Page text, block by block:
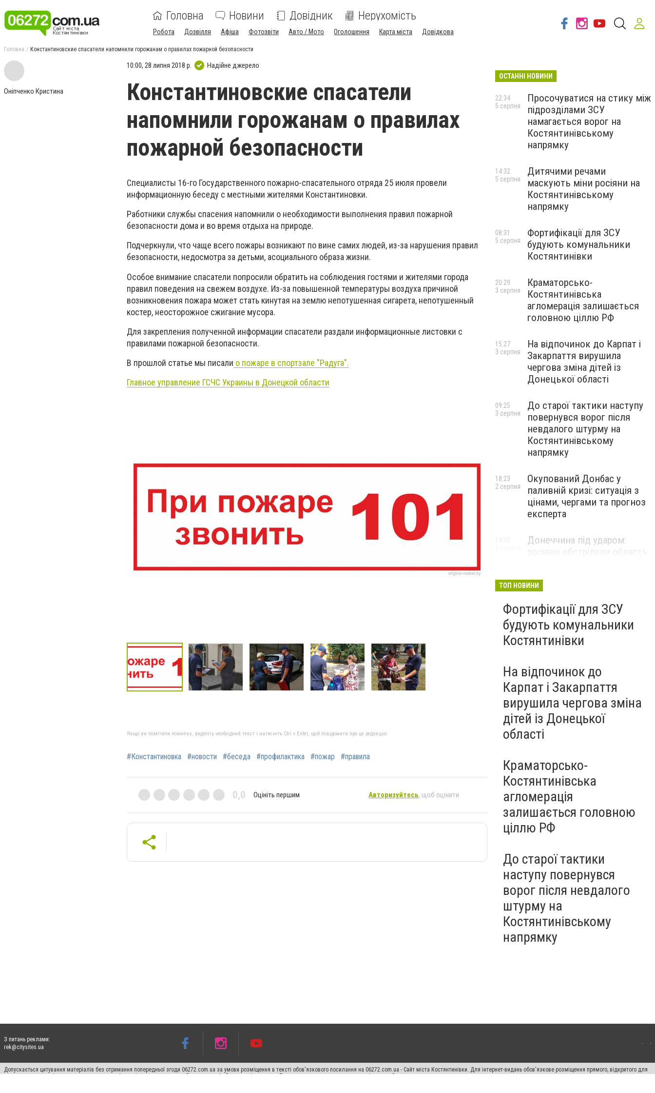
Головна Новини Довідник Нерухомість
Робота Дозвілля Афіша Фотозвіти Авто / Мото Оголошення Карта міста Довідкова
Головна Константиновские спасатели напомнили горожанам о правилах пожарной безопасности
Оніпченко Кристина
10:00, 28 липня 2018 р. Надійне джерело
Константиновские спасатели
напомнили горожанам о правилах
пожарной безопасности
Специалисты 16-го Государственного пожарно-спасательного отряда 25 июля провели
информационную беседу с местными жителями Константиновки.
Работники службы спасения напомнили о необходимости выполнения правил пожарной
безопасности дома и во время отдыха на природе.
Подчеркнули, что чаще всего пожары возникают по вине самих людей, из-за нарушения правил
безопасности, недосмотра за детьми, асоциального образа жизни.
Особое внимание спасатели попросили обратить на соблюдения гостями и жителями города
правил поведения на свежем воздухе. Из-за повышенной температуры воздуха причиной
возникновения пожара может стать кинутая на землю непотушенная сигарета, непотушенный
костер, неосторожное сжигание мусора.
Для закрепления полученной информации спасатели раздали информационные листовки с
правилами пожарной безопасности.
В прошлой статье мы писали о пожаре в спортзале "Радуга".
Главное управление ГСЧС Украины в Донецкой области
Якщо ви помітили помилку, виділіть необхідний текст і натисніть Ctrl + Enter, щоб повідомити про це редакцію
#Константиновка #новости #беседа #профилактика #пожар #правила
0,0 Оцініть першим Авторизуйтесь, щоб оцінити
ОСТАННІ НОВИНИ
Просочуватися на стику між
підрозділами ЗСУ
намагається ворог на
Костянтинівському
напрямку
22:34
5 серпня
Дитячими речами
маскують міни росіяни на
Костянтинівському
напрямку
14:32
5 серпня
Фортифікації для ЗСУ
будують комунальники
Костянтинівки
08:31
5 серпня
Краматорсько-
Костянтинівська
агломерація залишається
головною ціллю РФ
20:29
3 серпня
На відпочинок до Карпат і
Закарпаття вирушила
чергова зміна дітей із
Донецької області
15:27
3 серпня
До старої тактики наступу
повернувся ворог після
невдалого штурму на
Костянтинівському
напрямку
09:25
3 серпня
Окупований Донбас у
паливній кризі: ситуація з
цінами, чергами та прогноз
експерта
18:23
2 серпня
Донеччина під ударом:
росіяни обстріляли область
ТОП НОВИНИ
Фортифікації для ЗСУ
будують комунальники
Костянтинівки
На відпочинок до
Карпат і Закарпаття
вирушила чергова зміна
дітей із Донецької
області
Краматорсько-
Костянтинівська
агломерація
залишається головною
ціллю РФ
До старої тактики
наступу повернувся
ворог після невдалого
штурму на
Костянтинівському
напрямку
З питань реклами:
rek@citysites.ua
Допускається цитування матеріалів без отримання попередньої згоди 06272.com.ua за умови розміщення в тексті обов'язкового посилання на 06272.com.ua - Сайт міста Костянтинівки. Для інтернет-видань обов'язкове розміщення прямого, відкритого для
пошукових систем гіперпосилання на цитовані статті не нижче другого абзацу в тексті або в якості джерела. Порушення виняткових прав переслідується Законом.